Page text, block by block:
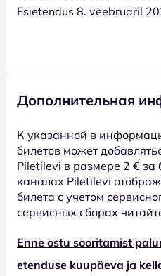
Esietendus 8. veebruaril
Дополнительная
К указанной в
билетов может
Piletilevi в размере 2 € за
каналах Piletilevi
билета с учетом
сервисных сборах
Enne ostu sooritamist
etenduse kuupäeva ja